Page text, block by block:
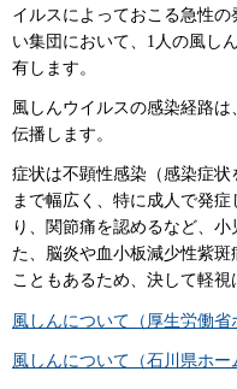
イルスによっておこる急性
い集団において、1人の風し
有します。
風しんウイルスの感染経路
伝播します。
症状は不顕性感染（感染症
まで幅広く、特に成人で発
り、関節痛を認めるなど、
た、脳炎や血小板減少性紫
こともあるため、決して軽視
風しんについて（厚生労働省
風しんについて（石川県ホー